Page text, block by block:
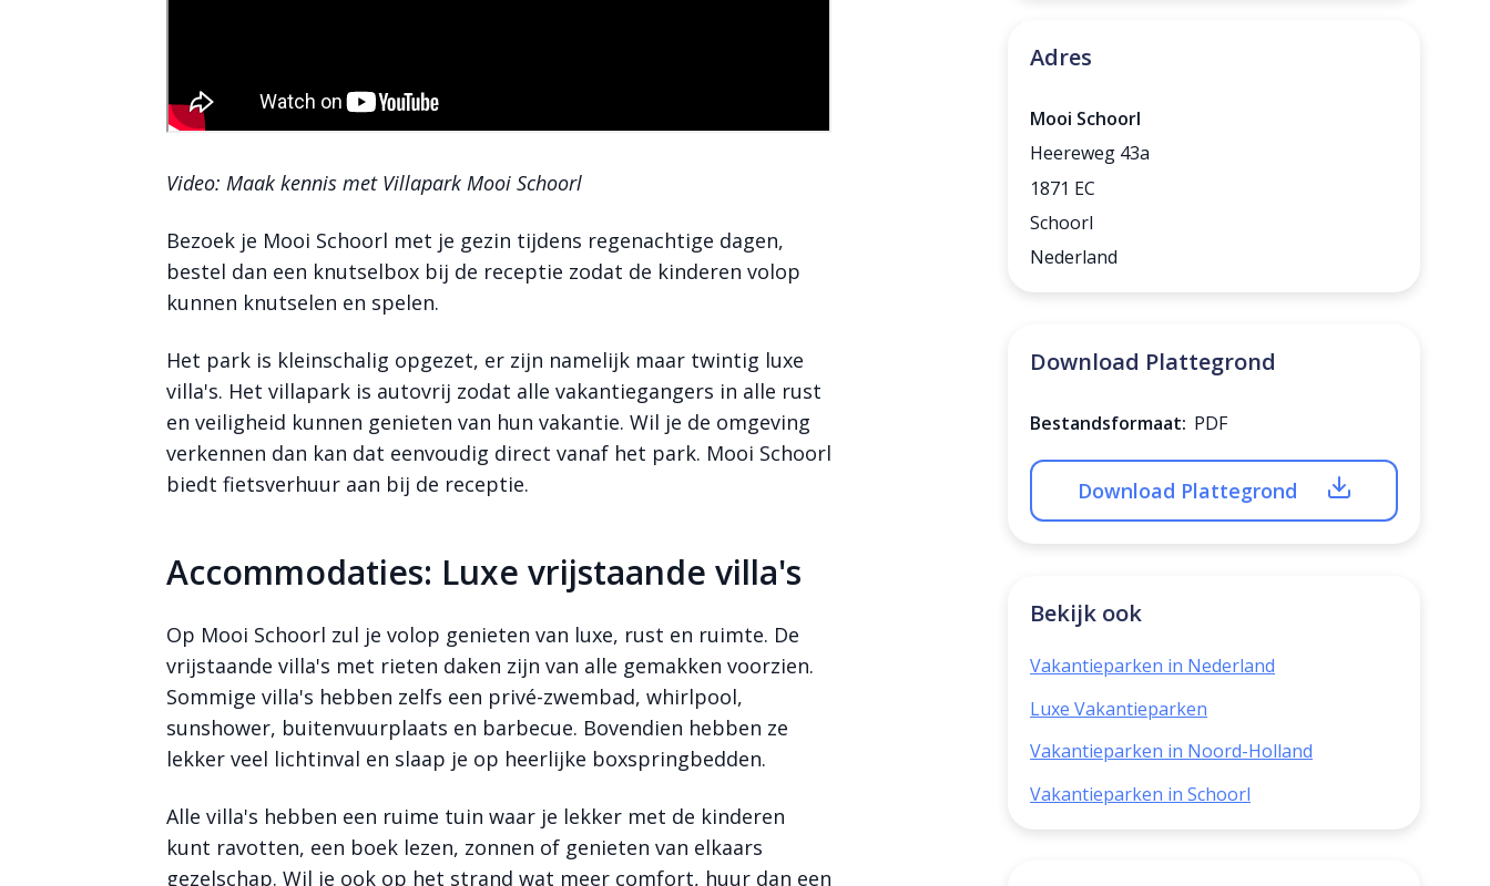
Video: Maak kennis met Villapark Mooi Schoorl
Bezoek je Mooi Schoorl met je gezin tijdens regenachtige dagen,
bestel dan een knutselbox bij de receptie zodat de kinderen volop
kunnen knutselen en spelen.
Het park is kleinschalig opgezet, er zijn namelijk maar twintig luxe
villa's. Het villapark is autovrij zodat alle vakantiegangers in alle rust
en veiligheid kunnen genieten van hun vakantie. Wil je de omgeving
verkennen dan kan dat eenvoudig direct vanaf het park. Mooi Schoorl
biedt fietsverhuur aan bij de receptie.
Accommodaties: Luxe vrijstaande villa's
Op Mooi Schoorl zul je volop genieten van luxe, rust en ruimte. De
vrijstaande villa's met rieten daken zijn van alle gemakken voorzien.
Sommige villa's hebben zelfs een privé-zwembad, whirlpool,
sunshower, buitenvuurplaats en barbecue. Bovendien hebben ze
lekker veel lichtinval en slaap je op heerlijke boxspringbedden.
Alle villa's hebben een ruime tuin waar je lekker met de kinderen
kunt ravotten, een boek lezen, zonnen of genieten van elkaars
gezelschap. Wil je ook op het strand wat meer comfort, huur dan een
Adres
Mooi Schoorl
Heereweg 43a
1871 EC
Schoorl
Nederland
Download Plattegrond
Bestandsformaat: PDF
Download Plattegrond
Bekijk ook
Vakantieparken in Nederland
Luxe Vakantieparken
Vakantieparken in Noord-Holland
Vakantieparken in Schoorl